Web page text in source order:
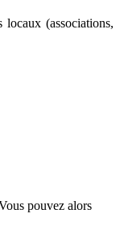
(associations,
pouvez alors